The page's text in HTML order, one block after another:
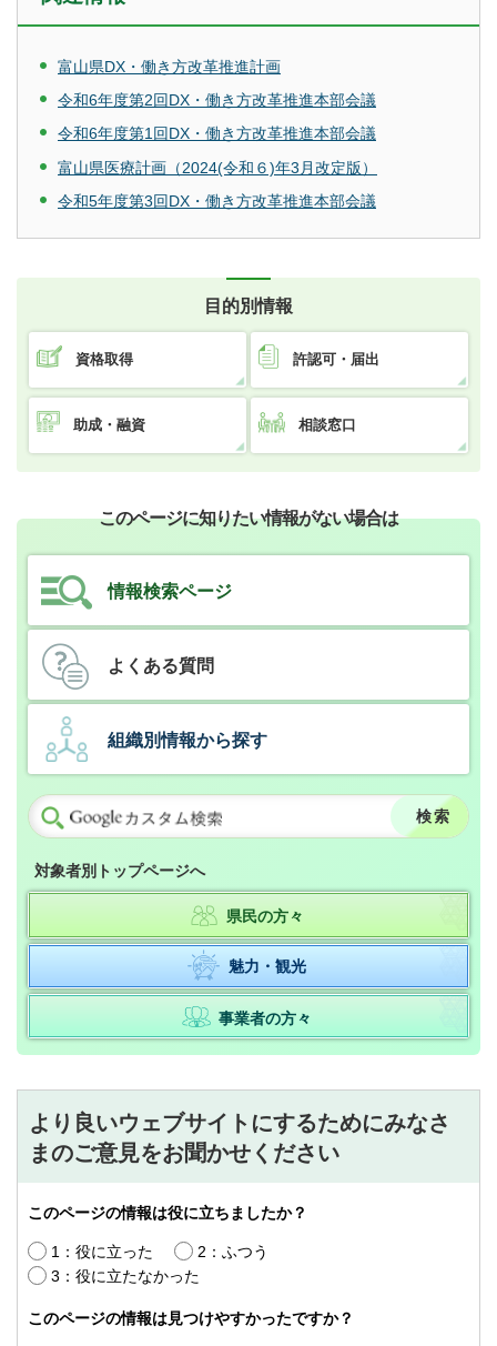
富山県DX・働き方改革推進計画
令和6年度第2回DX・働き方改革推進本部会議
令和6年度第1回DX・働き方改革推進本部会議
富山県医療計画（2024(令和６)年3月改定版）
令和5年度第3回DX・働き方改革推進本部会議
目的別情報
資格取得 許認可・届出
助成・融資 相談窓口
このページに知りたい情報がない場合は
情報検索ページ
よくある質問
組織別情報から探す
対象者別トップページへ
県民の方々
魅力・観光
事業者の方々
より良いウェブサイトにするためにみなさ
まのご意見をお聞かせください
このページの情報は役に立ちましたか？
1：役に立った
2：ふつう
3：役に立たなかった
このページの情報は見つけやすかったですか？